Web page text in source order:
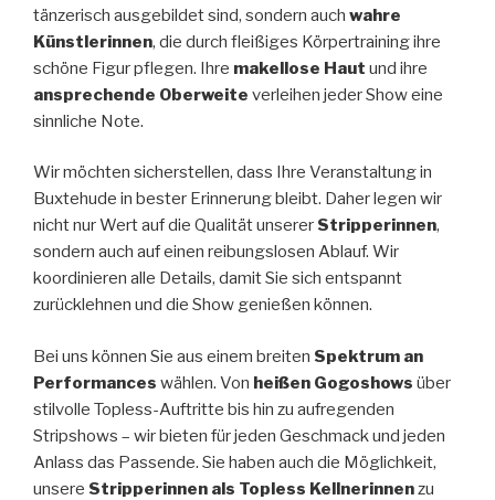
tänzerisch ausgebildet sind, sondern auch wahre
Künstlerinnen, die durch fleißiges Körpertraining ihre
schöne Figur pflegen. Ihre makellose Haut und ihre
ansprechende Oberweite verleihen jeder Show eine
sinnliche Note.
Wir möchten sicherstellen, dass Ihre Veranstaltung in
Buxtehude in bester Erinnerung bleibt. Daher legen wir
nicht nur Wert auf die Qualität unserer Stripperinnen,
sondern auch auf einen reibungslosen Ablauf. Wir
koordinieren alle Details, damit Sie sich entspannt
zurücklehnen und die Show genießen können.
Bei uns können Sie aus einem breiten Spektrum an
Performances wählen. Von heißen Gogoshows über
stilvolle Topless-Auftritte bis hin zu aufregenden
Stripshows – wir bieten für jeden Geschmack und jeden
Anlass das Passende. Sie haben auch die Möglichkeit,
unsere Stripperinnen als Topless Kellnerinnenzu